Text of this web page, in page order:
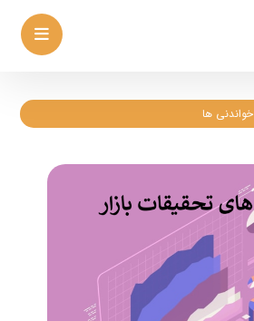
خواندنی ها